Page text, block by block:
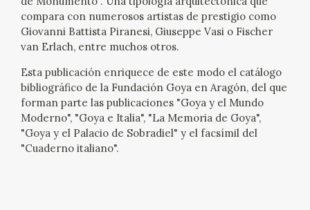
CATÁLOGO
GOYA EN ARAGÓN
PREMIO ARAGÓN GOYA
compara con numerosos artistas de prestigio como
Giovanni Battista Piranesi, Giuseppe Vasi o Fischer
van Erlach, entre muchos otros.
Esta publicación enriquece de este modo el catálogo
bibliográfico de la Fundación Goya en Aragón, del que
forman parte las publicaciones "Goya y el Mundo
Moderno", "Goya e Italia", "La Memoria de Goya",
"Goya y el Palacio de Sobradiel" y el facsímil del
"Cuaderno italiano".